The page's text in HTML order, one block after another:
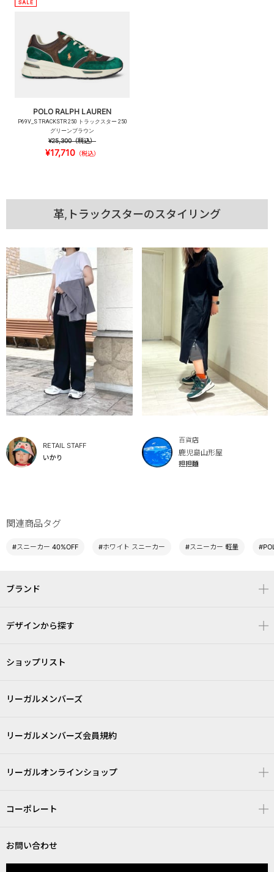
POLO RALPH LAUREN
P69V_S TRACKSTR 250 トラックスター 250
グリーンブラウン
¥25,300（税込）
¥17,710（税込）
革,トラックスターのスタイリング
RETAIL STAFF
いかり
百貨店
鹿児島山形屋
担担麵
関連商品タグ
#スニーカー 40%OFF #ホワイト スニーカー #スニーカー 軽量
ブランド
デザインから探す
ショップリスト
リーガルメンバーズ
リーガルメンバーズ会員規約
リーガルオンラインショップ
コーポレート
お問い合わせ